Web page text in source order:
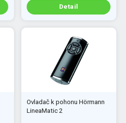
Detail
Ovladač k pohonu Hörmann
LineaMatic 2